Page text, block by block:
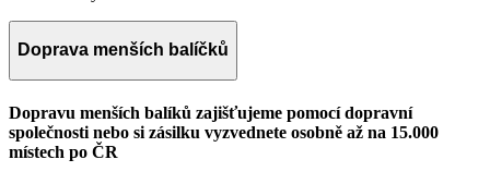
Doprava menších balíčků
Dopravu menších balíků zajišťujeme pomocí dopravní
společnosti nebo si zásilku vyzvednete osobně až na 15.000
místech po ČR